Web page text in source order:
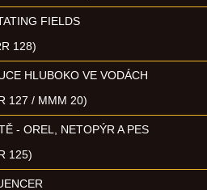
FIELDS
128)
HLUBOKO VE VODÁCH
127 / MMM 20)
- OREL, NETOPÝR A PES
125)